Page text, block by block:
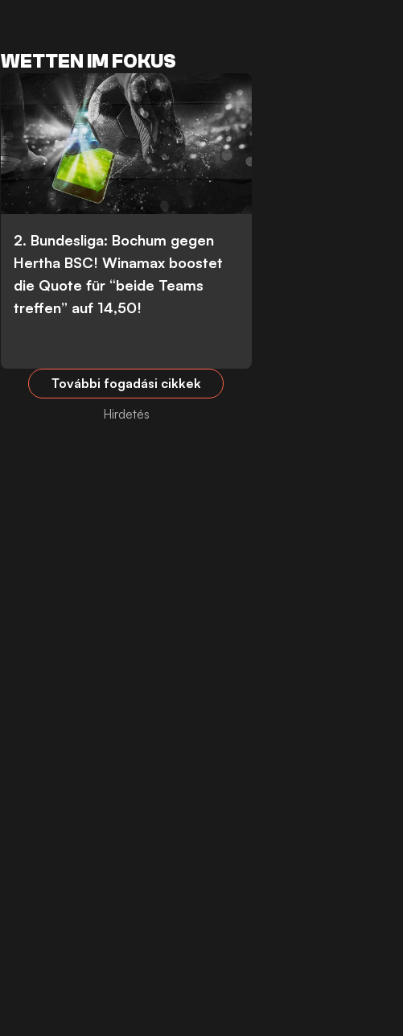
WETTEN IM FOKUS
2. Bundesliga: Bochum gegen
Hertha BSC! Winamax boostet
die Quote für “beide Teams
treffen” auf 14,50!
További fogadási cikkek